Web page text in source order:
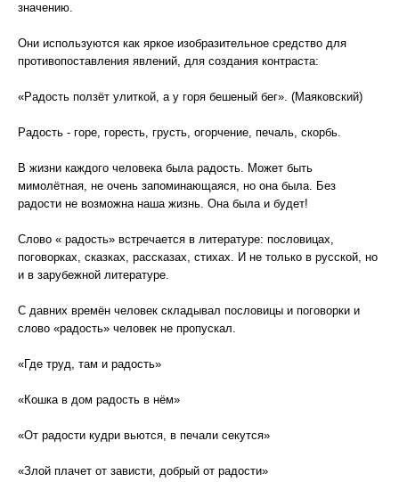
значению.
Они используются как яркое изобразительное средство для
противопоставления явлений, для создания контраста:
«Радость ползёт улиткой, а у горя бешеный бег». (Маяковский)
Радость - горе, горесть, грусть, огорчение, печаль, скорбь.
В жизни каждого человека была радость. Может быть
мимолётная, не очень запоминающаяся, но она была. Без
радости не возможна наша жизнь. Она была и будет!
Слово « радость» встречается в литературе: пословицах,
поговорках, сказках, рассказах, стихах. И не только в русской, но
и в зарубежной литературе.
С давних времён человек складывал пословицы и поговорки и
слово «радость» человек не пропускал.
«Где труд, там и радость»
«Кошка в дом радость в нём»
«От радости кудри вьются, в печали секутся»
«Злой плачет от зависти, добрый от радости»